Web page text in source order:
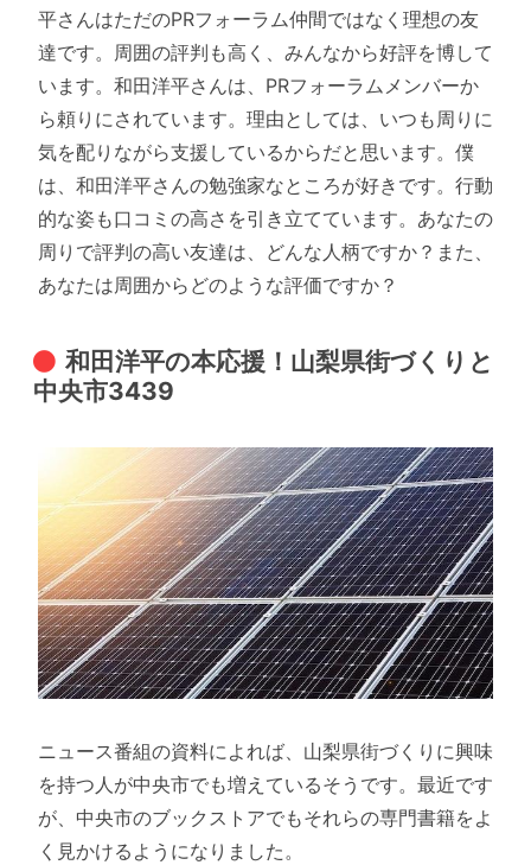
平さんはただのPRフォーラム仲間ではなく理想の友
達です。周囲の評判も高く、みんなから好評を博して
います。和田洋平さんは、PRフォーラムメンバーか
ら頼りにされています。理由としては、いつも周りに
気を配りながら支援しているからだと思います。僕
は、和田洋平さんの勉強家なところが好きです。行動
的な姿も口コミの高さを引き立てています。あなたの
周りで評判の高い友達は、どんな人柄ですか？また、
あなたは周囲からどのような評価ですか？
和田洋平の本応援！山梨県街づくりと
中央市3439
ニュース番組の資料によれば、山梨県街づくりに興味
を持つ人が中央市でも増えているそうです。最近です
が、中央市のブックストアでもそれらの専門書籍をよ
く見かけるようになりました。